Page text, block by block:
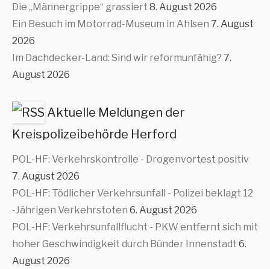
Die „Männergrippe“ grassiert 8. August 2026
Ein Besuch im Motorrad-Museum in Ahlsen 7. August
2026
Im Dachdecker-Land: Sind wir reformunfähig? 7.
August 2026
Aktuelle Meldungen der
Kreispolizeibehörde Herford
POL-HF: Verkehrskontrolle - Drogenvortest positiv
7. August 2026
POL-HF: Tödlicher Verkehrsunfall - Polizei beklagt 12
-Jährigen Verkehrstoten 6. August 2026
POL-HF: Verkehrsunfallflucht - PKW entfernt sich mit
hoher Geschwindigkeit durch Bünder Innenstadt 6.
August 2026